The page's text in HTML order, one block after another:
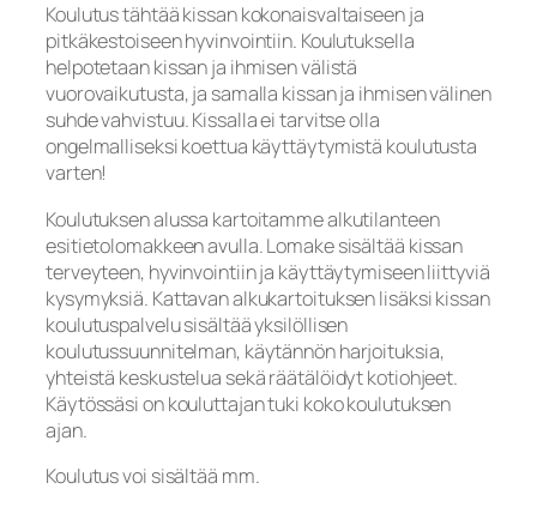
Koulutus tähtää kissan kokonaisvaltaiseen ja
pitkäkestoiseen hyvinvointiin. Koulutuksella
helpotetaan kissan ja ihmisen välistä
vuorovaikutusta, ja samalla kissan ja ihmisen välinen
suhde vahvistuu. Kissalla ei tarvitse olla
ongelmalliseksi koettua käyttäytymistä koulutusta
varten!
Koulutuksen alussa kartoitamme alkutilanteen
esitietolomakkeen avulla. Lomake sisältää kissan
terveyteen, hyvinvointiin ja käyttäytymiseen liittyviä
kysymyksiä. Kattavan alkukartoituksen lisäksi kissan
koulutuspalvelu sisältää yksilöllisen
koulutussuunnitelman, käytännön harjoituksia,
yhteistä keskustelua sekä räätälöidyt kotiohjeet.
Käytössäsi on kouluttajan tuki koko koulutuksen
ajan.
Koulutus voi sisältää mm.